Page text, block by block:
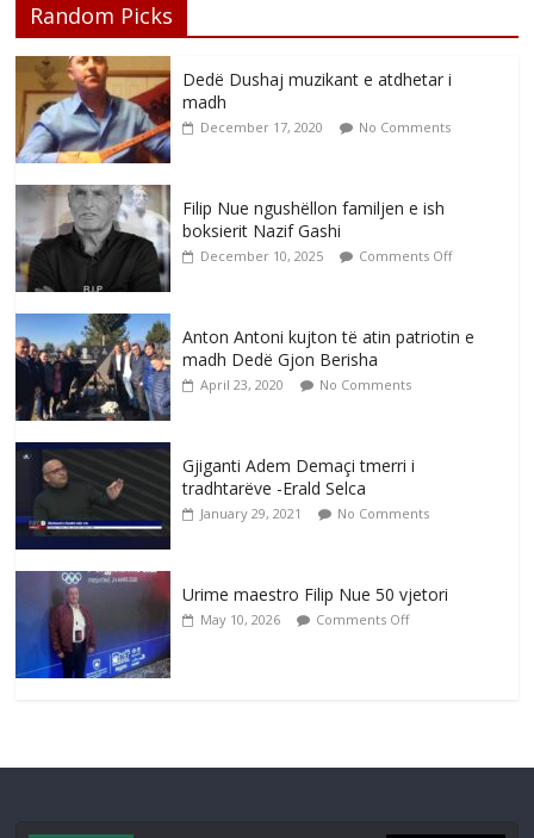
Random Picks
Dedë Dushaj muzikant e atdhetar i
madh
December 17, 2020 No Comments
Filip Nue ngushëllon familjen e ish
boksierit Nazif Gashi
December 10, 2025 Comments Off
Anton Antoni kujton të atin patriotin e
madh Dedë Gjon Berisha
April 23, 2020 No Comments
Gjiganti Adem Demaçi tmerri i
tradhtarëve -Erald Selca
January 29, 2021 No Comments
Urime maestro Filip Nue 50 vjetori
May 10, 2026 Comments Off